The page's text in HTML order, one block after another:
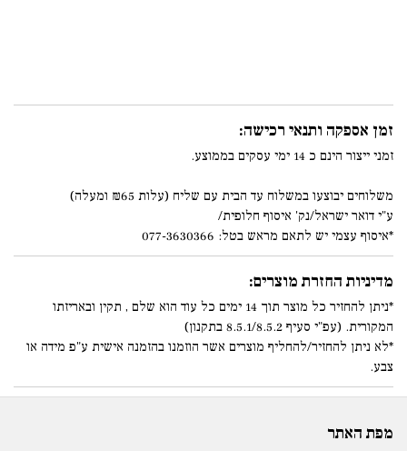
זמן אספקה ותנאי רכישה:
זמני ייצור הינם כ 14 ימי עסקים בממוצע.
משלוחים יבוצעו במשלוח עד הבית עם שליח (עלות ₪65 ומעלה)
ע"י דואר ישראל/נק' איסוף חלופית/
*איסוף עצמי יש לתאם מראש בטל: 077-3630366
מדיניות החזרת מוצרים:
*ניתן להחזיר כל מוצר תוך 14 ימים כל עוד הוא שלם , תקין ובאריזתו
המקורית. (עפ"י סעיף 8.5.1/8.5.2 בתקנון)
*לא ניתן להחזיר/להחליף מוצרים אשר הוזמנו בהזמנה אישית ע"פ מידה או
צבע.
מפת האתר